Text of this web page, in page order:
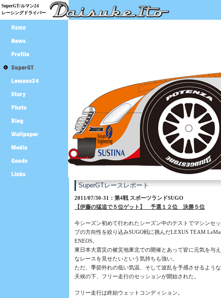
SuperGT/ルマン24
レーシングドライバー
SuperGTレースレポート
2011/07/30-31：第4戦 スポーツランドSUGO
【伊藤の猛追で５位ゲット】 予選１２位 決勝５位
今シーズン初めて行われたシーズン中のテストでマシンセ
プの方向性を絞り込みSUGO戦に挑んだLEXUS TEAM
ENEOS。
東日本大震災の被災地東北での開催とあって皆に元気を与
なレースを見せたいという気持ちも強い。
ただ、季節外れの低い気温、そして波乱を予感させるよう
天候の下、フリー走行のセッションが開始された。
フリー走行は終始ウェットコンディション。